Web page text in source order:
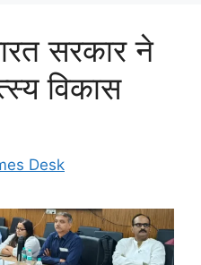
सरकार ने
विकास
Desk